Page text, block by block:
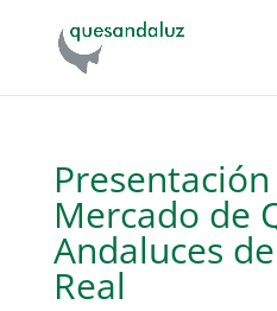
Mercado de
Andaluces
Real